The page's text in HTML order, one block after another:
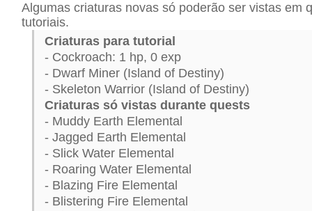
Algumas criaturas novas só poderão ser vistas em
tutoriais.
Criaturas para tutorial
- Cockroach: 1 hp, 0 exp
- Dwarf Miner (Island of Destiny)
- Skeleton Warrior (Island of Destiny)
Criaturas só vistas durante quests
- Muddy Earth Elemental
- Jagged Earth Elemental
- Slick Water Elemental
- Roaring Water Elemental
- Blazing Fire Elemental
- Blistering Fire Elemental